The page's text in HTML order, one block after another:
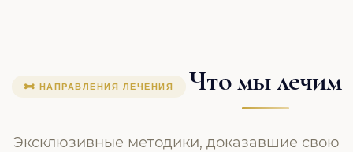
НАПРАВЛЕНИЯ ЛЕЧЕНИЯ Что мы лечим
Эксклюзивные методики, доказавшие свою